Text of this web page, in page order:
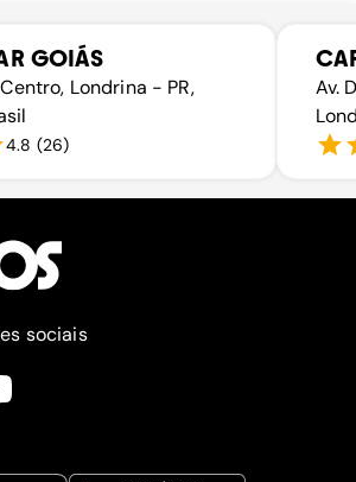
GOIÁS
Londrina - PR,
4.8 (26)
Av.
sociais